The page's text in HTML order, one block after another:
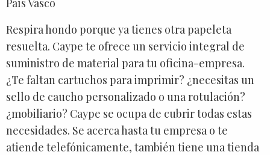
Respira hondo porque ya tienes otra papeleta
resuelta. Caype te ofrece un servicio integral de
suministro de material para tu oficina-empresa.
¿Te faltan cartuchos para imprimir? ¿necesitas un
sello de caucho personalizado o una rotulación?
¿mobiliario? Caype se ocupa de cubrir todas estas
necesidades. Se acerca hasta tu empresa o te
atiende telefónicamente, también tiene una tienda